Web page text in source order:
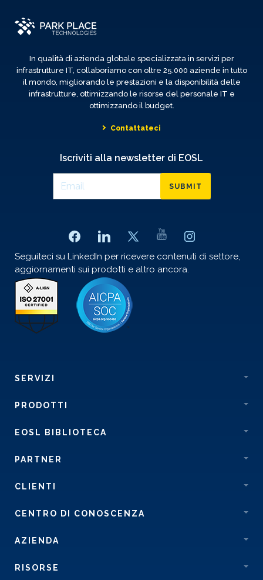
In qualità di azienda globale specializzata in servizi per
infrastrutture IT, collaboriamo con oltre 25.000 aziende in tutto
il mondo, migliorando le prestazioni e la disponibilità delle
infrastrutture, ottimizzando le risorse del personale IT e
ottimizzando il budget.
Contattateci
Iscriviti alla newsletter di EOSL
SUBMIT
Seguiteci su LinkedIn per ricevere contenuti di settore,
aggiornamenti sui prodotti e altro ancora.
SERVIZI
PRODOTTI
EOSL BIBLIOTECA
PARTNER
CLIENTI
CENTRO DI CONOSCENZA
AZIENDA
RISORSE